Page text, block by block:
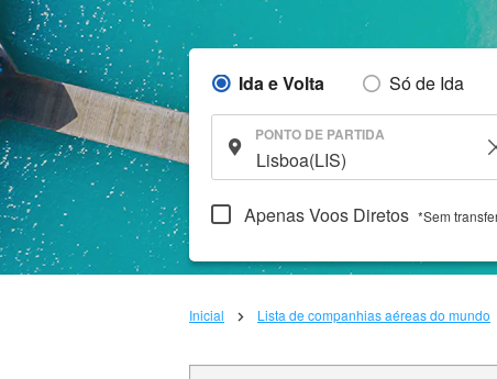
Ida e Volta Só de Ida
PONTO DE PARTIDA
Apenas Voos Diretos *Sem
Inicial Lista de companhias aéreas do mundo